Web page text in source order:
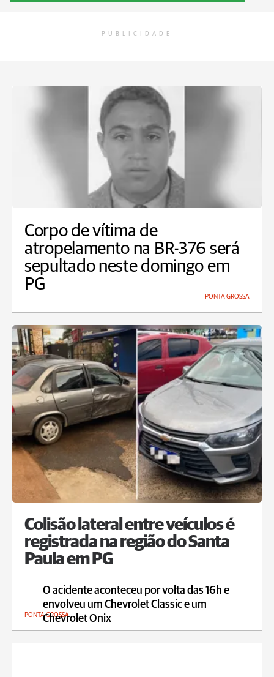
PUBLICIDADE
Corpo de vítima de
atropelamento na BR-376 será
sepultado neste domingo em
PG
PONTA GROSSA
Colisão lateral entre veículos é
registrada na região do Santa
Paula em PG
O acidente aconteceu por volta das 16h e
envolveu um Chevrolet Classic e um
Chevrolet Onix
PONTA GROSSA